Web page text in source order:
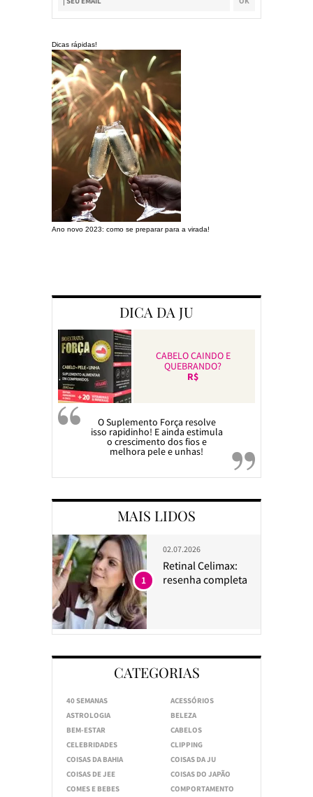
Dicas rápidas!
Ano novo 2023: como se preparar para a virada!
DICA DA JU
CABELO CAINDO E
QUEBRANDO?
R$
O Suplemento Força resolve
isso rapidinho! E ainda estimula
o crescimento dos fios e
melhora pele e unhas!
MAIS LIDOS
02.07.2026
Retinal Celimax:
resenha completa
1
CATEGORIAS
40 SEMANAS
ACESSÓRIOS
ASTROLOGIA
BELEZA
BEM-ESTAR
CABELOS
CELEBRIDADES
CLIPPING
COISAS DA BAHIA
COISAS DA JU
COISAS DE JEE
COISAS DO JAPÃO
COMES E BEBES
COMPORTAMENTO